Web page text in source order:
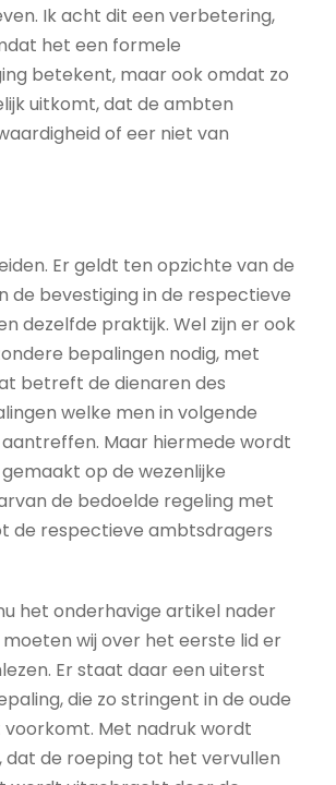
Ik acht dit een verbetering,
het een formele
betekent, maar ook omdat zo
uitkomt, dat de ambten
of eer niet van
Er geldt ten opzichte van de
de bevestiging in de respectieve
dezelfde praktijk. Wel zijn er ook
bepalingen nodig, met
betreft de dienaren des
welke men in volgende
Maar hiermede wordt
op de wezenlijke
de bedoelde regeling met
de respectieve ambtsdragers
het onderhavige artikel nader
wij over het eerste lid er
Er staat daar een uiterst
die zo stringent in de oude
Met nadruk wordt
dat de roeping tot het vervullen